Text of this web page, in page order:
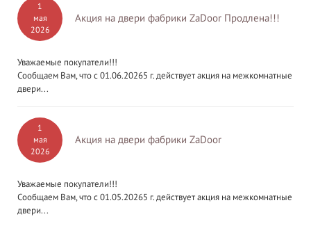
1
мая
2026
Акция на двери фабрики ZaDoor Продлена!!!
Уважаемые покупатели!!!
Сообщаем Вам, что с 01.06.20265 г. действует акция на межкомнатные
двери...
1
мая
2026
Акция на двери фабрики ZaDoor
Уважаемые покупатели!!!
Сообщаем Вам, что с 01.05.20265 г. действует акция на межкомнатные
двери...